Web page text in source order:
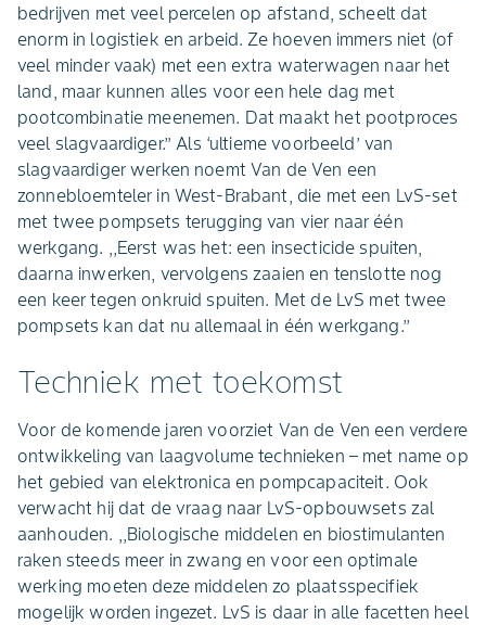
bedrijven met veel percelen op afstand, scheelt dat
enorm in logistiek en arbeid. Ze hoeven immers niet (of
veel minder vaak) met een extra waterwagen naar het
land, maar kunnen alles voor een hele dag met
pootcombinatie meenemen. Dat maakt het pootproces
veel slagvaardiger.’’ Als ‘ultieme voorbeeld’ van
slagvaardiger werken noemt Van de Ven een
zonnebloemteler in West-Brabant, die met een LvS-set
met twee pompsets terugging van vier naar één
werkgang. ,,Eerst was het: een insecticide spuiten,
daarna inwerken, vervolgens zaaien en tenslotte nog
een keer tegen onkruid spuiten. Met de LvS met twee
pompsets kan dat nu allemaal in één werkgang.’’
Techniek met toekomst
Voor de komende jaren voorziet Van de Ven een verdere
ontwikkeling van laagvolume technieken – met name op
het gebied van elektronica en pompcapaciteit. Ook
verwacht hij dat de vraag naar LvS-opbouwsets zal
aanhouden. ,,Biologische middelen en biostimulanten
raken steeds meer in zwang en voor een optimale
werking moeten deze middelen zo plaatsspecifiek
mogelijk worden ingezet. LvS is daar in alle facetten heel